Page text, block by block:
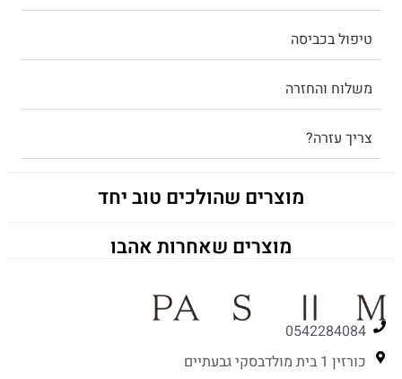
טיפול בכביסה
משלוח והחזרה
צריך עזרה?
מוצרים שהולכים טוב יחד
מוצרים שאחרות אהבו
0542284084
כורזין 1 בית מולדבסקי גבעתיים